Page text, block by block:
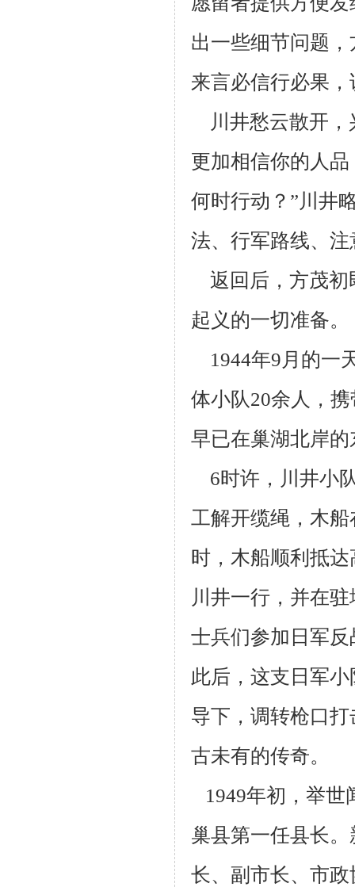
出一些细节问题
来言必信行必果
川井愁云散开，
更加相信你的人
何时行动？”川井
法、行军路线、注
返回后，方茂初
起义的一切准备。
1944年9月的一
体小队20余人，
早已在巢湖北岸的
6时许，川井小
工解开缆绳，木
时，木船顺利抵
川井一行，并在驻
士兵们参加日军
此后，这支日军
导下，调转枪口
古未有的传奇。
1949年初，举世
巢县第一任县长
长、副市长、市政